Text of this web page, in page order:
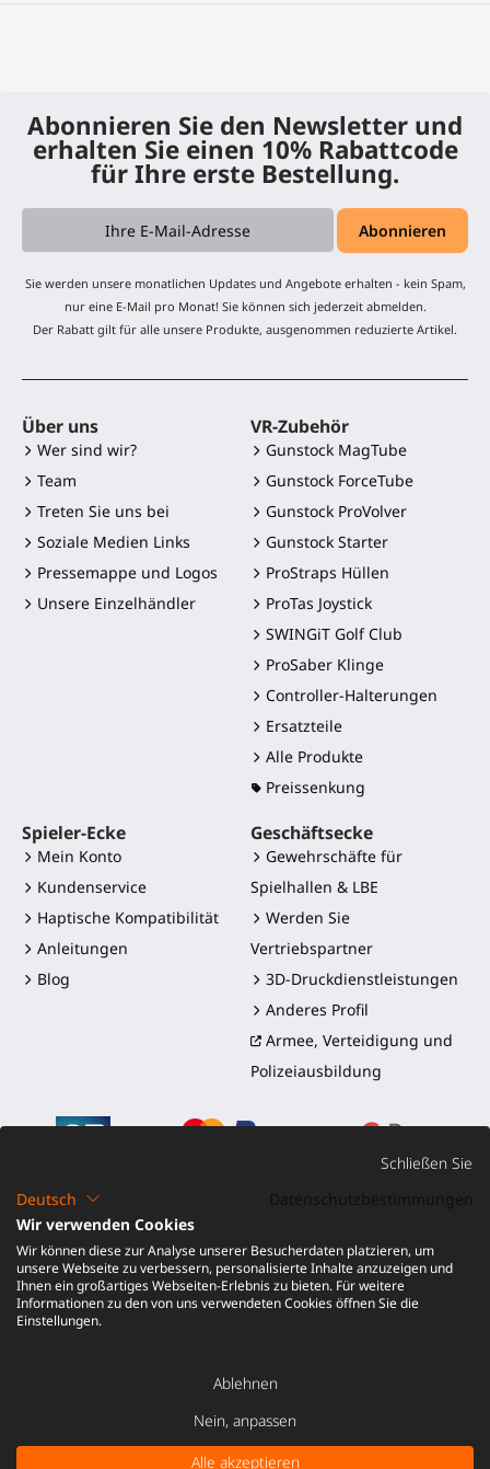
IN DEN WARENKORB LEGEN -6,00 €
Abonnieren Sie den Newsletter und
erhalten Sie einen 10% Rabattcode
für Ihre erste Bestellung.
Sie werden unsere monatlichen Updates und Angebote erhalten - kein Spam,
nur eine E-Mail pro Monat! Sie können sich jederzeit abmelden.
Der Rabatt gilt für alle unsere Produkte, ausgenommen reduzierte Artikel.
Über uns
Wer sind wir?
Team
Treten Sie uns bei
Soziale Medien Links
Pressemappe und Logos
Unsere Einzelhändler
VR-Zubehör
Gunstock MagTube
Gunstock ForceTube
Gunstock ProVolver
Gunstock Starter
ProStraps Hüllen
ProTas Joystick
SWINGiT Golf Club
ProSaber Klinge
Controller-Halterungen
Ersatzteile
Alle Produkte
Preissenkung
Spieler-Ecke
Mein Konto
Kundenservice
Haptische Kompatibilität
Anleitungen
Blog
Geschäftsecke
Gewehrschäfte für
Spielhallen & LBE
Werden Sie
Vertriebspartner
3D-Druckdienstleistungen
Anderes Profil
Armee, Verteidigung und
Polizeiausbildung
©2016-2026 - ProTubeVR™
Versand und Zölle|Garantie|Rückgabe und
Rückerstattung
Schließen Sie
Deutsch
Wir verwenden Cookies
Wir können diese zur Analyse unserer Besucherdaten platzieren, um
unsere Webseite zu verbessern, personalisierte Inhalte anzuzeigen und
Ihnen ein großartiges Webseiten-Erlebnis zu bieten. Für weitere
Informationen zu den von uns verwendeten Cookies öffnen Sie die
Einstellungen.
Ablehnen
Nein, anpassen
Alle akzeptieren